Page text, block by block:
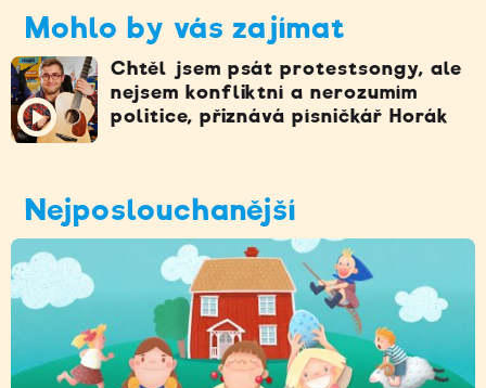
Mohlo by vás zajímat
Chtěl jsem psát protestsongy, ale
nejsem konfliktní a nerozumím
politice, přiznává písničkář Horák
Nejposlouchanější